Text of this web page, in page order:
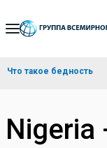
Skip
Navigation
Что такое бедность
Nigeria